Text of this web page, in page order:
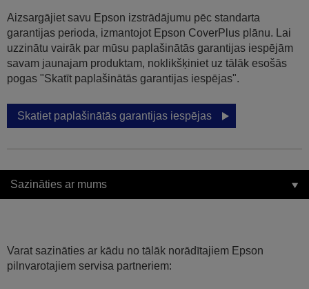
Aizsargājiet savu Epson izstrādājumu pēc standarta
garantijas perioda, izmantojot Epson CoverPlus plānu. Lai
uzzinātu vairāk par mūsu paplašinātās garantijas iespējām
savam jaunajam produktam, noklikšķiniet uz tālāk esošās
pogas "Skatīt paplašinātās garantijas iespējas".
Skatiet paplašinātās garantijas iespējas
Sazināties ar mums
Varat sazināties ar kādu no tālāk norādītajiem Epson
pilnvarotajiem servisa partneriem: